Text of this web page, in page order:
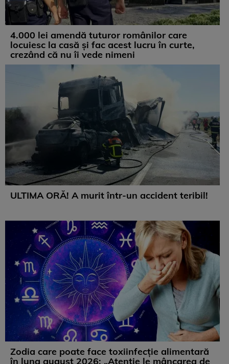
4.000 lei amendă tuturor românilor care
locuiesc la casă și fac acest lucru în curte,
crezând că nu îi vede nimeni
ULTIMA ORĂ! A murit într-un accident teribil!
Zodia care poate face toxiinfecție alimentară
în luna august 2026: „Atenție le mâncarea de